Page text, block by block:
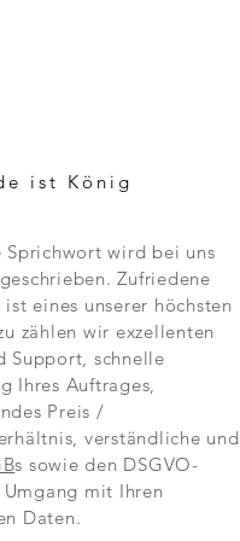
ist König
Sprichwort wird bei uns
Zufriedene
ist eines unserer höchsten
zählen wir exzellenten
Support, schnelle
Ihres Auftrages,
Preis /
verständliche und
s sowie den DSGVO-
mit Ihren
Daten.